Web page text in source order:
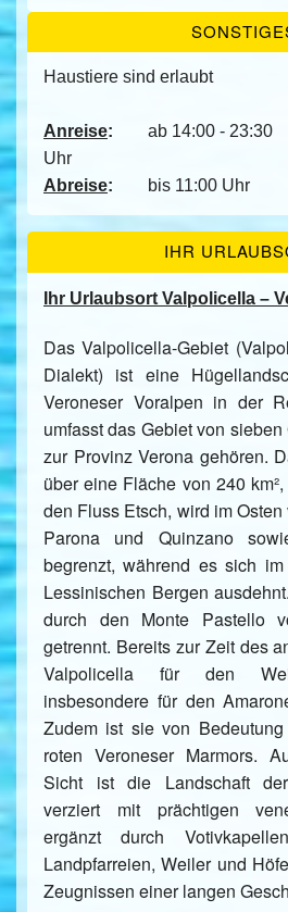
Haustiere sind erlaubt
Anreise: ab 14:00 - 23:30
Uhr
Abreise: bis 11:00 Uhr
IHR
Ihr Urlaubsort Valpolicella –
Das Valpolicella-Gebiet
Dialekt) ist eine
Veroneser Voralpen in der
umfasst das Gebiet von
zur Provinz Verona gehören.
über eine Fläche von 240
den Fluss Etsch, wird im
Parona und Quinzano
begrenzt, während es sich
Lessinischen Bergen
durch den Monte Pastello
getrennt. Bereits zur Zeit des
Valpolicella für den
insbesondere für den
Zudem ist sie von
roten Veroneser Marmors.
Sicht ist die Landschaft
verziert mit prächtigen
ergänzt durch
Landpfarreien, Weiler und
Zeugnissen einer langen